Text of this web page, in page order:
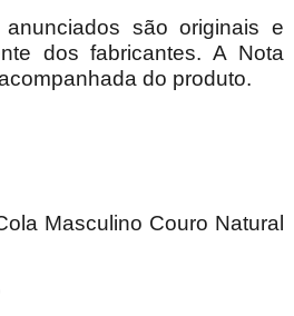
são originais e
dos fabricantes. A Nota
do produto.
Masculino Couro Natural